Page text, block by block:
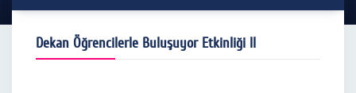
Dekan Öğrencilerle Buluşuyor Etkinliği II